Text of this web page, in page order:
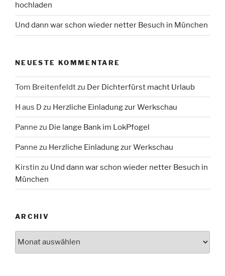
hochladen
Und dann war schon wieder netter Besuch in München
NEUESTE KOMMENTARE
Tom Breitenfeldtzu Der Dichterfürst macht Urlaub
H aus D zu Herzliche Einladung zur Werkschau
Panne zu Die lange Bank im LokPfogel
Panne zu Herzliche Einladung zur Werkschau
Kirstin zu Und dann war schon wieder netter Besuch in
München
ARCHIV